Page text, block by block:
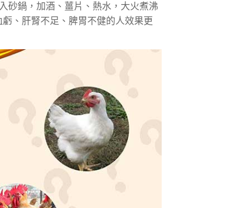
砂鍋，加酒、薑片、熱水，大火煮沸
、肝腎不足、脾胃不健的人效果更